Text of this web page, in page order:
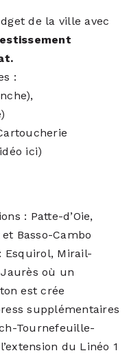
de la ville avec
.
:
ici)
: Patte-d’Oie,
Basso-Cambo
Esquirol, Mirail-
où un
est crée
supplémentaires
Tournefeuille-
du Linéo 1